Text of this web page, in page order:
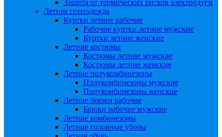
Защита от термических рисков электродуги
Летняя спецодежда
Куртки летние рабочие
Рабочие куртки летние мужские
Куртки летние женские
Летние костюмы
Костюмы летние мужские
Костюмы летние женские
Летние полукомбинезоны
Полукомбинезоны мужские
Полукомбинезоны женские
Летние брюки рабочие
Брюки рабочие мужские
Летние комбинезоны
Летние головные уборы